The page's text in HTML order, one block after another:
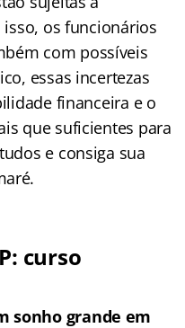
os funcionários
com possíveis
essas incertezas
financeira e o
que suficientes para
e consiga sua
curso
sonho grande em